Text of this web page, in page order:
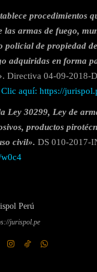
procedimientos
las armas de fuego,
policial de propiedad
adquiridas en forma
. Directiva 04-09-2018-
Clic aquí: https://
Ley 30299, Ley de
productos
civil». DS 010-2017-
Perú
jurispol.pe